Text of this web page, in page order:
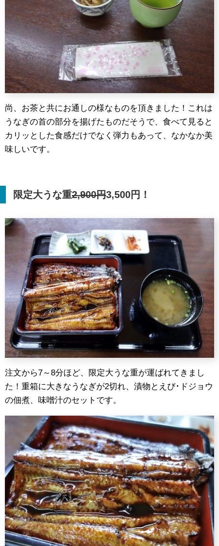
尚、お茶と共にお通しの様なものを頂きました！これは
うなぎの首の部分を揚げたものだそうで、食べて見ると
カリッとした食感だけでなく弾力もあって、なかなか美
味しいです。
限定大うな重2,900円3,500円！
注文から7～8分ほど、限定大うな重が運ばれてきまし
た！重箱に大きなうなぎが2切れ、漬物とえび･ドジョウ
の佃煮、味噌汁のセットです。